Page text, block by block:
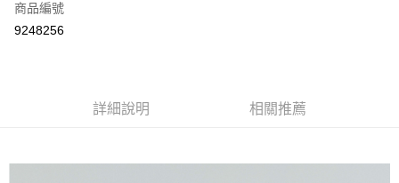
Apple Pay
商品編號
9248256
詳細說明 相關推薦